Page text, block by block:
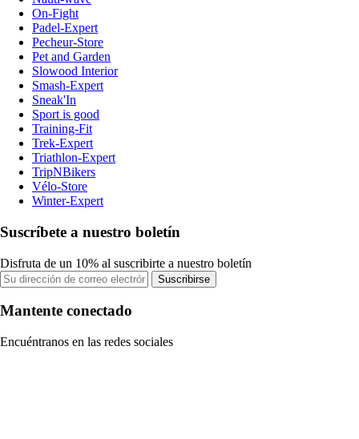
On-Fight
Padel-Expert
Pecheur-Store
Pet and Garden
Slowood Interior
Smash-Expert
Sneak'In
Sport is good
Training-Fit
Trek-Expert
Triathlon-Expert
TripNBikers
Vélo-Store
Winter-Expert
Suscríbete a nuestro boletín
Disfruta de un 10% al suscribirte a nuestro boletín
Suscribirse
Mantente conectado
Encuéntranos en las redes sociales